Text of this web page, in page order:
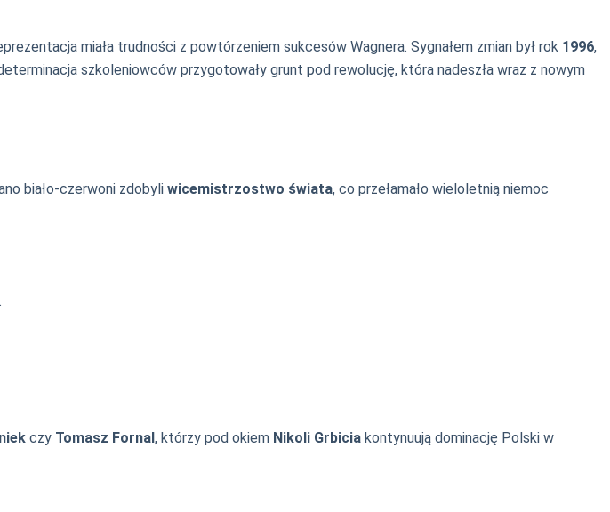
miała trudności z powtórzeniem sukcesów Wagnera. Sygnałem zmian był rok 1996,
szkoleniowców przygotowały grunt pod rewolucję, która nadeszła wraz z nowym
biało-czerwoni zdobyli wicemistrzostwo świata, co przełamało wieloletnią niemoc
czy Tomasz Fornal , którzy pod okiem Nikoli Grbicia kontynuują dominację Polski w